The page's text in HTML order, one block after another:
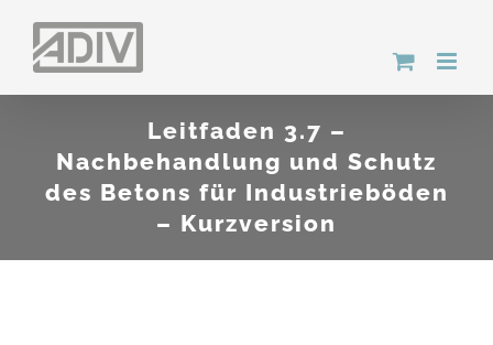
Inhalt
Leitfaden 3.7 –
Nachbehandlung und Schutz
des Betons für Industrieböden
– Kurzversion